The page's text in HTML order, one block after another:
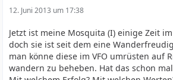
12. Juni 2013 um 17:38
Jetzt ist meine Mosquita (I) einige Zeit
doch sie ist seit dem eine
man könne diese im VFO umrüsten auf
wandern zu beheben. Hat das schon